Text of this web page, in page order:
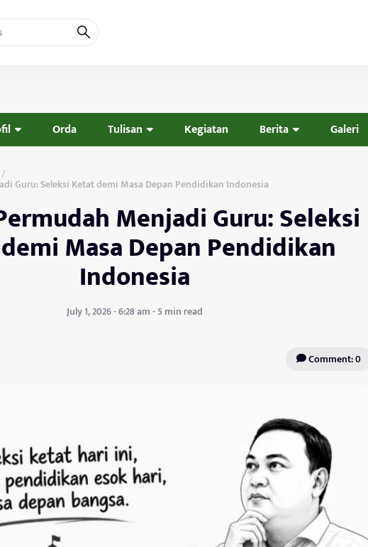
Orda Tulisan Kegiatan Berita Galeri
/
Guru: Seleksi Ketat demi Masa Depan Pendidikan Indonesia
Menjadi Guru: Seleksi
Masa Depan Pendidikan
Indonesia
July 1, 2026 - 6:28 am - 5 min read
Comment: 0